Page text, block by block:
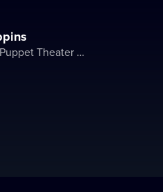
Chernihiv Puppet Theater named after O. Dovzhenko